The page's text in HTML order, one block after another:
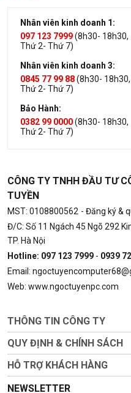
Nhân viên kinh doanh 1:
097 123 7999(8h30- 18h30,
Thứ 2- Thứ 7)
Nhân viên kinh doanh 3:
0845 77 99 88(8h30- 18h30,
Thứ 2- Thứ 7)
Bảo Hành:
0382 99 0000(8h30- 18h30,
Thứ 2- Thứ 7)
CÔNG TY TNHH ĐẦU TƯ
TUYỀN
MST: 0108800562 - Đăng ký &
Đ/C: Số 11 Ngách 45 Ngõ 292
TP. Hà Nội
Hotline: 097 123 7999 - 0939
Email:
Web: www.ngoctuyenpc.com
THÔNG TIN CÔNG TY
QUY ĐỊNH & CHÍNH SÁCH
HỖ TRỢ KHÁCH HÀNG
NEWSLETTER